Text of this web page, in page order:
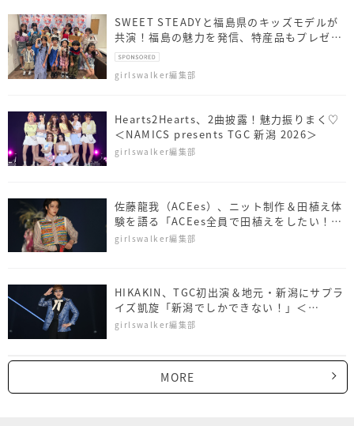
SWEET STEADYと福島県のキッズモデルが
共演！福島の魅力を発信、特産品もプレゼン
ト
girlswalker編集部
Hearts2Hearts、2曲披露！魅力振りまく♡
＜NAMICS presents TGC 新潟 2026＞
girlswalker編集部
佐藤⿓我（ACEes）、ニット制作＆田植え体
験を語る「ACEes全員で田植えをしたい！」
＜NAMICS presents TGC 新潟 2026＞
girlswalker編集部
HIKAKIN、TGC初出演＆地元・新潟にサプラ
イズ凱旋「新潟でしかできない！」＜
NAMICS presents TGC 新潟 2026＞
girlswalker編集部
MORE